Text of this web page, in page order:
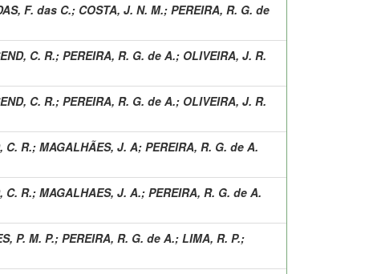
F. das C.; COSTA, J. N. M.; PEREIRA, R. G. de
C. R.; PEREIRA, R. G. de A.; OLIVEIRA, J. R.
C. R.; PEREIRA, R. G. de A.; OLIVEIRA, J. R.
C. R.; MAGALHÃES, J. A; PEREIRA, R. G. de A.
C. R.; MAGALHAES, J. A.; PEREIRA, R. G. de A.
P. M. P.; PEREIRA, R. G. de A.; LIMA, R. P.;